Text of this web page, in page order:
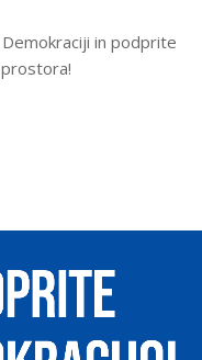
in podprite